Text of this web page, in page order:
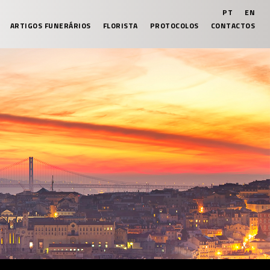
ARTIGOS FUNERÁRIOS FLORISTA PROTOCOLOS CONTACTOS
PT EN